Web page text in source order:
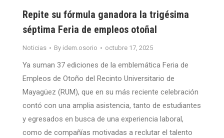
Repite su fórmula ganadora la trigésima
séptima Feria de empleos otoñal
Noticias By idem.osorio octubre 17, 2025
Ya suman 37 ediciones de la emblemática Feria de
Empleos de Otoño del Recinto Universitario de
Mayagüez (RUM), que en su más reciente celebración
contó con una amplia asistencia, tanto de estudiantes
y egresados en busca de una experiencia laboral,
como de compañías motivadas a reclutar el talento